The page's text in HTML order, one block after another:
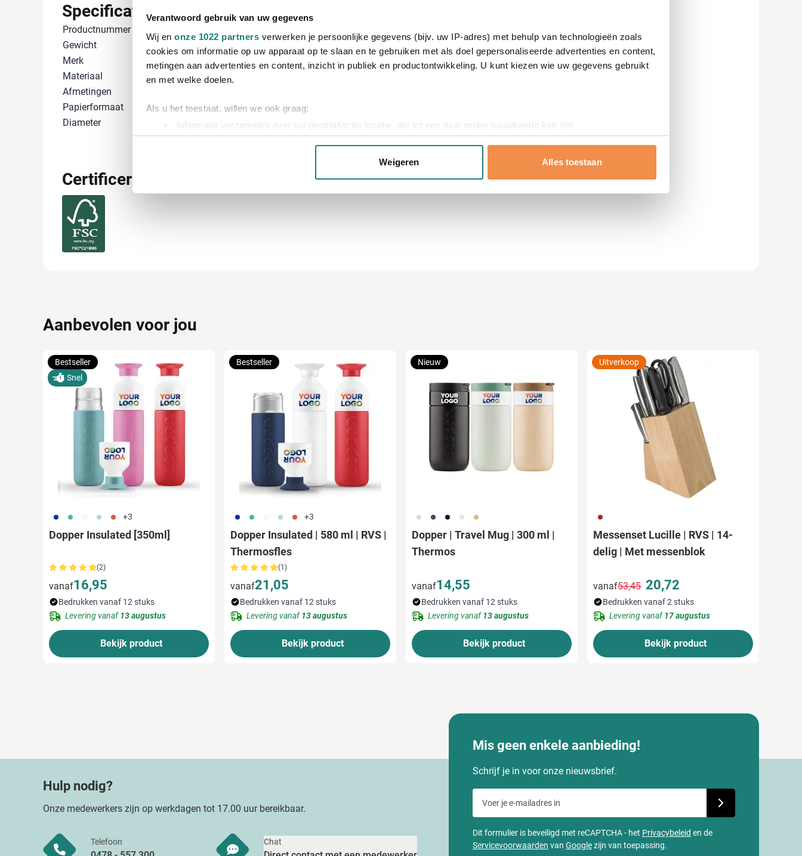
Verantwoord gebruik van uw gegevens
Wij en onze 1022 partners verwerken je persoonlijke gegevens (bijv. uw IP-adres) met behulp van technologieën zoals
cookies om informatie op uw apparaat op te slaan en te gebruiken met als doel gepersonaliseerde advertenties en content,
metingen aan advertenties en content, inzicht in publiek en productontwikkeling. U kunt kiezen wie uw gegevens gebruikt
en met welke doelen.
Als u het toestaat, willen we ook graag:
Informatie verzamelen over uw geografische locatie, die tot een paar meter nauwkeurig kan zijn
Uw apparaat identificeren door het actief te scannen op specifieke eigenschappen (fingerprinting)
toestemming op elk moment wijzigen of intrekken in de Cookieverklaring.
Weigeren Alles toestaan
Specificaties
Productnummer
Gewicht
1300 gram
Merk
IMPRESSION
Materiaal
FSC® Papier, Metaal, RVS
Afmetingen
Papierformaat
A5
Diameter
0 cm
Certificering
Aanbevolen voor jou
773 886 721 887 888 +3
Dopper Insulated [350ml]
(2)
vanaf16,95
Bestseller
Snel
Bedrukken vanaf 12 stuks
Levering vanaf13 augustus
Bekijk product
773 886 721 887 888 +3
Dopper Insulated | 580 ml | RVS |
Thermosfles
(1)
vanaf21,05
Bestseller
Bedrukken vanaf 12 stuks
Levering vanaf13 augustus
Bekijk product
374 773 720 988 900
Dopper | Travel Mug | 300 ml |
Thermos
vanaf14,55
Nieuw
Bedrukken vanaf 12 stuks
Levering vanaf13 augustus
Bekijk product
011
Messenset Lucille | RVS | 14-
delig | Met messenblok
vanaf
Normale prijs
53,45
Speciale prijs
20,72
Uitverkoop
Bedrukken vanaf 2 stuks
Levering vanaf17 augustus
Bekijk product
Hulp nodig?
Onze medewerkers zijn op werkdagen tot 17.00 uur bereikbaar.
Telefoon Chat
Mis geen enkele aanbieding!
Schrijf je in voor onze nieuwsbrief.
Dit formulier is beveiligd met reCAPTCHA - het Privacybeleid en de
Servicevoorwaarden van Googlezijn van toepassing.